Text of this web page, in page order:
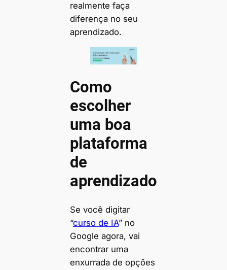
realmente faça
diferença no seu
aprendizado.
Como
escolher
uma boa
plataforma
de
aprendizado
Se você digitar
“curso de IA” no
Google agora, vai
encontrar uma
enxurrada de opções